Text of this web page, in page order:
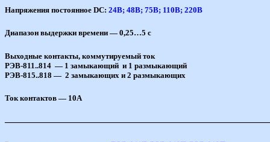
Напряжения постоянное DC: 24В; 48В; 75В; 110В; 220В
Диапазон выдержки времени — 0,25…5 с
Выходные контакты, коммутируемый ток
РЭВ-811..814 — 1 замыкающий и 1 размыкающий
РЭВ-815..818 — 2 замыкающих и 2 размыкающих
Ток контактов — 10A